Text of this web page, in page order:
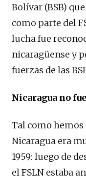
Bolívar (BSB)
como parte del
lucha fue
nicaragüense y
fuerzas de las
Nicaragua no
Tal como
Nicaragua era
1959: luego de
el FSLN estaba